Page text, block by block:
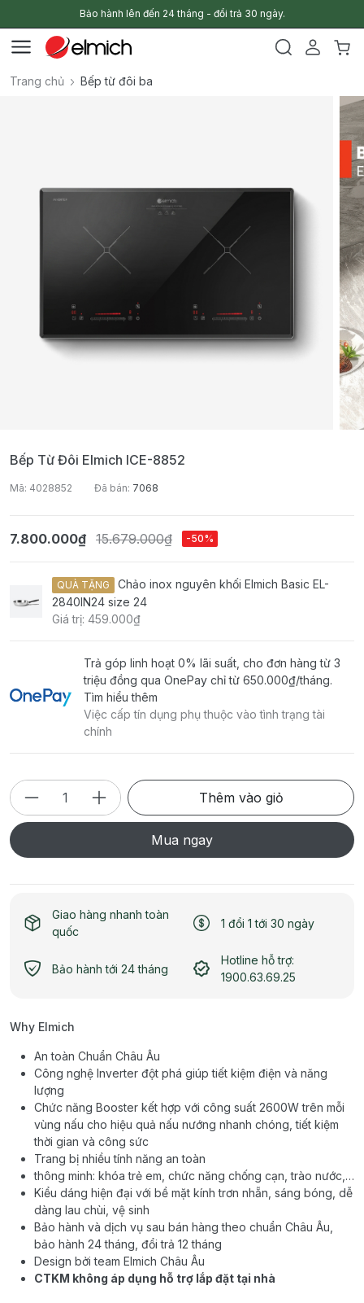
Bảo hành lên đến 24 tháng - đổi trả 30 ngày.
Trang chủ Bếp từ đôi ba
Bếp Từ Đôi Elmich ICE-8852
Mã: 4028852 Đã bán: 7068
7.800.000₫ 15.679.000₫ -50%
QUÀ TẶNG
Chảo inox nguyên khối Elmich Basic EL-
2840IN24 size 24
Giá trị: 459.000₫
Trả góp linh hoạt 0% lãi suất, cho đơn hàng từ 3
triệu đồng qua OnePay chỉ từ 650.000₫/tháng.
Tìm hiểu thêm
Việc cấp tín dụng phụ thuộc vào tình trạng tài
chính
Thêm vào giỏ
Mua ngay
Giao hàng nhanh toàn
quốc
1 đổi 1 tới 30 ngày
Bảo hành tới 24 tháng
Hotline hỗ trợ:
1900.63.69.25
Why Elmich
An toàn Chuẩn Châu Âu
Công nghệ Inverter đột phá giúp tiết kiệm điện và năng
lượng
Chức năng Booster kết hợp với công suất 2600W trên mỗi
vùng nấu cho hiệu quả nấu nướng nhanh chóng, tiết kiệm
thời gian và công sức
Trang bị nhiều tính năng an toàn
thông minh: khóa trẻ em, chức năng chống cạn, trào nước,…
Kiểu dáng hiện đại với bề mặt kính trơn nhẵn, sáng bóng, dễ
dàng lau chùi, vệ sinh
Bảo hành và dịch vụ sau bán hàng theo chuẩn Châu Âu,
bảo hành 24 tháng, đổi trả 12 tháng
Design bởi team Elmich Châu Âu
CTKM không áp dụng hỗ trợ lắp đặt tại nhà